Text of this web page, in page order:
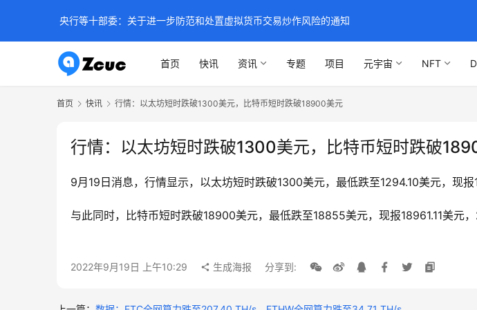
首页 快讯 资讯 专题 项目 元宇宙 NFT
首页 快讯 行情：以太坊短时跌破1300美元，比特币短时跌破18900美元
行情：以太坊短时跌破1300美元，比特币短时跌破
9月19日消息，行情显示，以太坊短时跌破1300美元，最低跌至1294.10美元，现
与此同时，比特币短时跌破18900美元，最低跌至18855美元，现报18961.11美元，
2022年9月19日 上午10:29 生成海报 分享到:
央行等十部委：关于进一步防范和处置虚拟货币交易炒作风险的通知